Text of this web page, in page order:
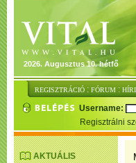
2026. Augusztus 10. hétfő
REGISZTRÁCIÓ : FÓRUM :
Username:
Regisztrálni
AKTUÁLIS